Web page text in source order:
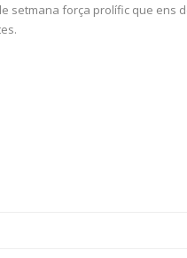
setmana força prolífic que ens